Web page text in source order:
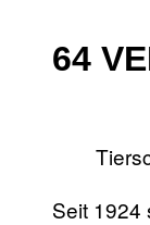
64
Seit 1924